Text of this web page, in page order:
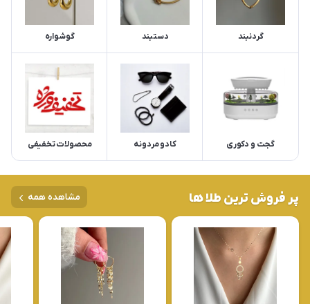
گردنبند دستبند گوشواره
گجت و دکوری کادو مردونه محصولات تخفیفی
پر فروش ترین طلا ها مشاهده همه